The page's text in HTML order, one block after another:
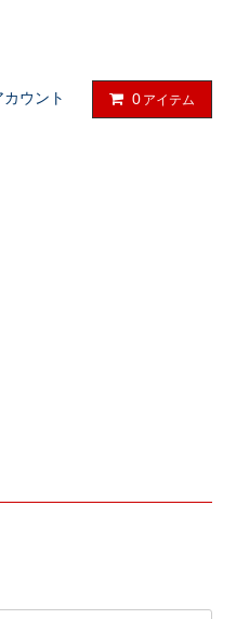
カウント 0 アイテム